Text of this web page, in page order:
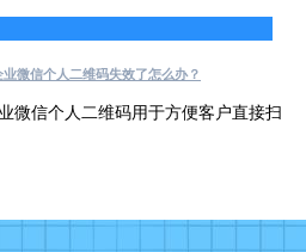
微信个人二维码失效了怎么办？
微信个人二维码用于方便客户直接扫